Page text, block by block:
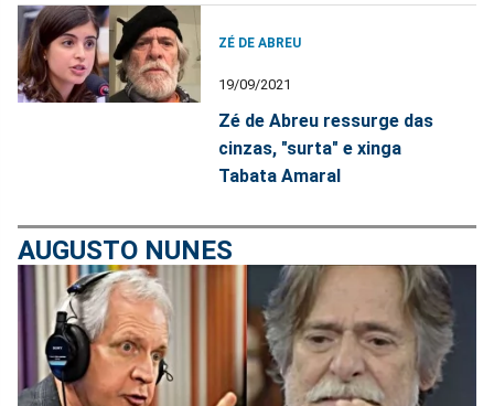
ZÉ DE ABREU
19/09/2021
Zé de Abreu ressurge das
cinzas, "surta" e xinga
Tabata Amaral
AUGUSTO NUNES